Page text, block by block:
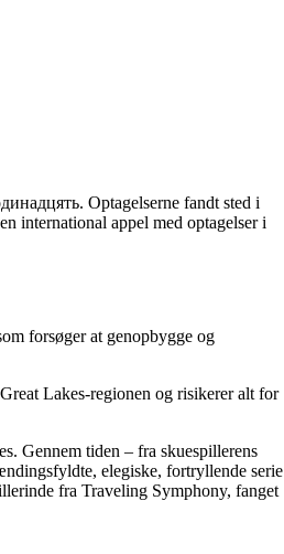
Optagelserne fandt sted i
international appel med optagelser i
forsøger at genopbygge og
Lakes-regionen og risikerer alt for
Gennem tiden – fra skuespillerens
elegiske, fortryllende serie
fra Traveling Symphony, fanget